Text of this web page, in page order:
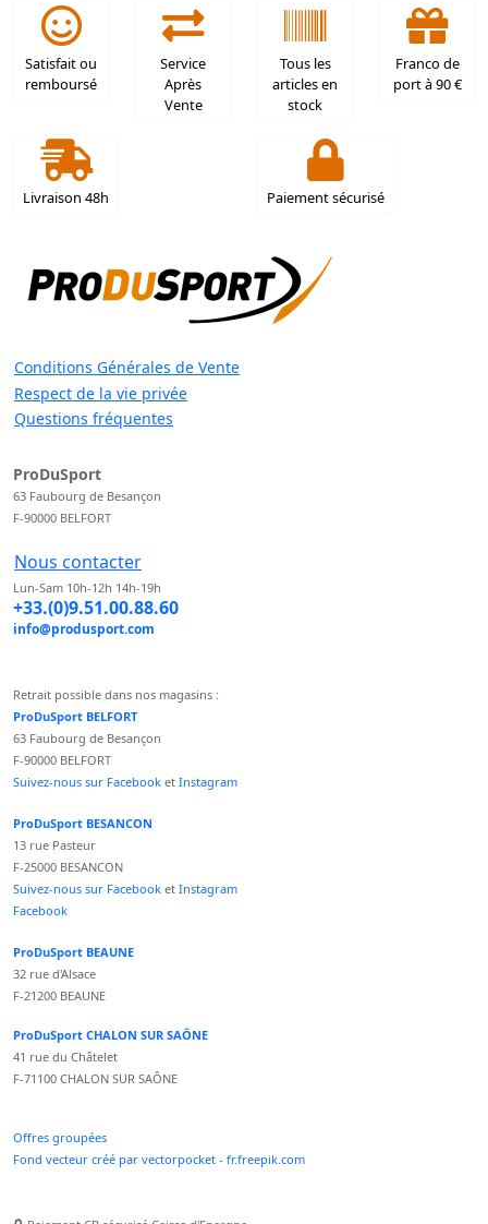
Satisfait ou
remboursé
Service
Après
Vente
Tous les
articles en
stock
Franco de
port à 90 €
Livraison 48h Paiement sécurisé
Conditions Générales de Vente
Respect de la vie privée
Questions fréquentes
ProDuSport
63 Faubourg de Besançon
F-90000 BELFORT
Nous contacter
Lun-Sam 10h-12h 14h-19h
+33.(0)9.51.00.88.60
info@produsport.com
Retrait possible dans nos magasins :
ProDuSport BELFORT
63 Faubourg de Besançon
F-90000 BELFORT
Suivez-nous sur Facebook et Instagram
ProDuSport BESANCON
13 rue Pasteur
F-25000 BESANCON
Suivez-nous sur Facebook et Instagram
Facebook
ProDuSport BEAUNE
32 rue d'Alsace
F-21200 BEAUNE
ProDuSport CHALON SUR SAÔNE
41 rue du Châtelet
F-71100 CHALON SUR SAÔNE
Offres groupées
Fond vecteur créé par vectorpocket - fr.freepik.com